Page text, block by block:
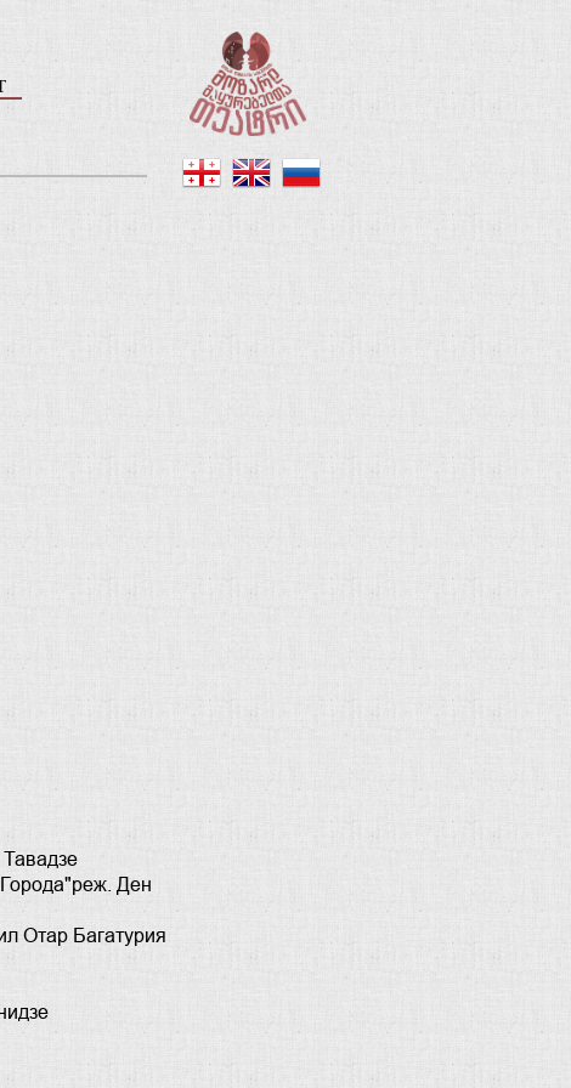
Ден
Отар Багатурия